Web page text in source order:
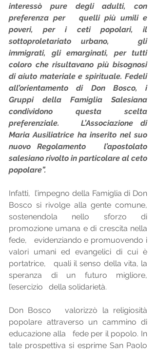
interessò pure degli adulti, con
preferenza per   quelli più umili e
poveri, per i ceti popolari, il
sottoproletariato urbano,   gli
immigrati, gli emarginati, per tutti
coloro che risultavano più bisognosi
di aiuto materiale e spirituale. Fedeli
all’orientamento di Don Bosco, i
Gruppi della Famiglia Salesiana
condividono questa scelta
preferenziale.   L’Associazione di
Maria Ausiliatrice ha inserito nel suo
nuovo Regolamento   l’apostolato
salesiano rivolto in particolare al ceto
popolare”.
Infatti,  l’impegno della Famiglia di Don
Bosco si rivolge alla gente comune,
sostenendola nello sforzo di
promozione umana e di crescita nella
fede,   evidenziando e promuovendo i
valori umani ed evangelici di cui è
portatrice,   quali il senso della vita, la
speranza di un futuro migliore,
l’esercizio   della solidarietà.
Don Bosco   valorizzò la religiosità
popolare attraverso un cammino di
educazione alla   fede per il popolo. In
tale prospettiva si esprime San Paolo